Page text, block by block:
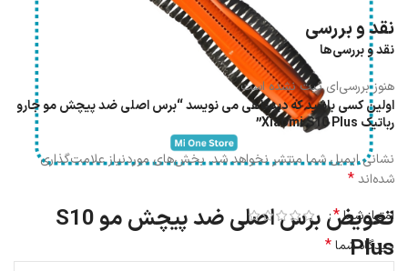
تعویض برس اصلی ضد پیچش مو S10
Plus
نقد و بررسی
نقد و بررسی‌ها
هنوز بررسی‌ای ثبت نشده است.
اولین کسی باشید که دیدگاهی می نویسد “برس اصلی ضد پیچش مو جارو
رباتیک Xiaomi S10 Plus”
نشانی ایمیل شما منتشر نخواهد شد.بخش‌های موردنیاز علامت‌گذاری
شده‌اند*
امتیاز شما*
دیدگاه شما*